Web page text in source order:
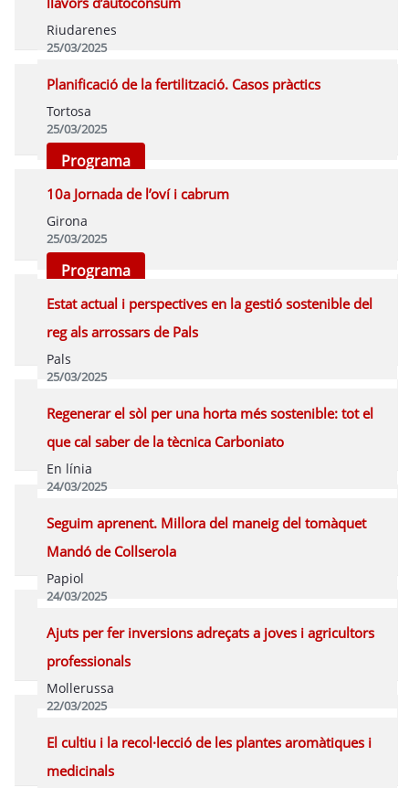
Riudarenes
25/03/2025
Programa
Planificació de la fertilització. Casos pràctics
Tortosa
25/03/2025
Programa
10a Jornada de l’oví i cabrum
Girona
25/03/2025
Programa
Estat actual i perspectives en la gestió sostenible del
reg als arrossars de Pals
Pals
25/03/2025
Programa
Regenerar el sòl per una horta més sostenible: tot el
que cal saber de la tècnica Carboniato
En línia
24/03/2025
Vídeo Programa
Seguim aprenent. Millora del maneig del tomàquet
Mandó de Collserola
Papiol
24/03/2025
Programa
Ajuts per fer inversions adreçats a joves i agricultors
professionals
Mollerussa
22/03/2025
Programa
El cultiu i la recol·lecció de les plantes aromàtiques i
medicinals